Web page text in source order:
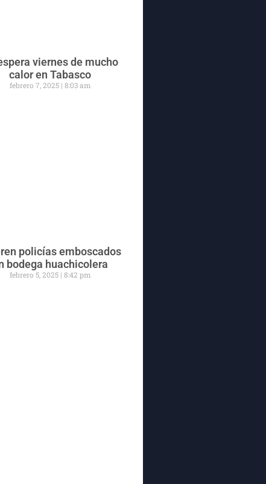
viernes de mucho
calor en Tabasco
febrero 7, 2025 8:03 am
policías emboscados
bodega huachicolera
febrero 5, 2025 8:42 pm